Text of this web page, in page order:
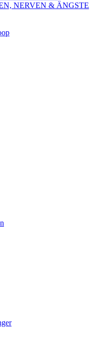
NERVEN & ÄNGSTE